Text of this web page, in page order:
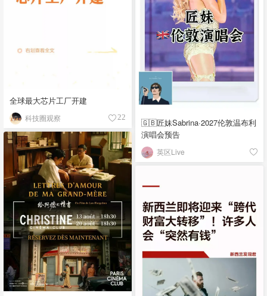
全球最大芯片工厂开建
科技圈观察 22
🇬🇧匠妹Sabrina·2027伦敦温布利
演唱会预告
英区Live